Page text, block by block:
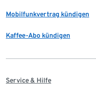
Mobilfunkvertrag kündigen
Kaffee-Abo kündigen
Service & Hilfe